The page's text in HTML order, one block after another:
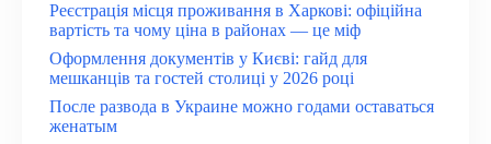
Реєстрація місця проживання в Харкові: офіційна
вартість та чому ціна в районах — це міф
Оформлення документів у Києві: гайд для
мешканців та гостей столиці у 2026 році
После развода в Украине можно годами оставаться
женатым